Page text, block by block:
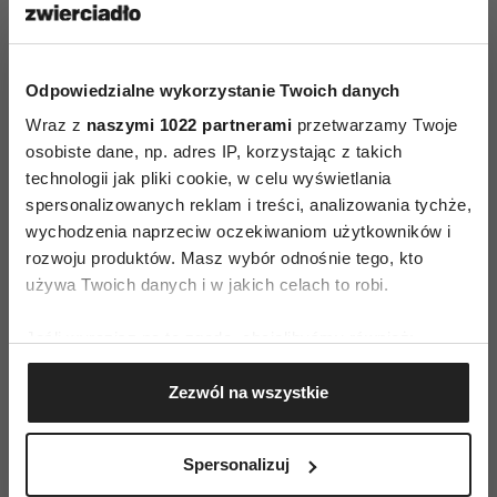
Odpowiedzialne wykorzystanie Twoich danych
Wraz z naszymi 1022 partnerami przetwarzamy Twoje
osobiste dane, np. adres IP, korzystając z takich
technologii jak pliki cookie, w celu wyświetlania
spersonalizowanych reklam i treści, analizowania tychże,
wychodzenia naprzeciw oczekiwaniom użytkowników i
rozwoju produktów. Masz wybór odnośnie tego, kto
używa Twoich danych i w jakich celach to robi.
Gromadzić dane dotyczące Twojej lokalizacji
geograficznej z dokładnością nawet do kilku metrów
Identyfikować Twoje urządzenie, aktywnie
(fingerprinting, czyli wirtualny odcisk palca)
Zezwól na wszystkie
Spersonalizuj
Portret Heleny Rubinstein autorstwa Paula Helleu
Wystawa zaprezentuje wielowymiarową
osobowość Heleny Rubinstein w kontekście
kulturowym, ekonomicznym i politycznym.
Pozwoli prześledzić drogę Rubinstein –
emigrantki, która podbijała kontynenty, stając
okresie istnienia firma Helena Rubinstein
posiadała 100 oddziałów w 14 krajach
A wszystko zaczęło się w sercu krakowskiego